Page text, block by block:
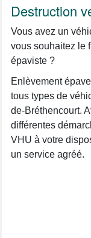
Destruction
Vous avez un
vous souhaitez le
épaviste ?
Enlèvement
tous types de
de-Bréthencourt.
différentes
VHU à votre
un service agréé.